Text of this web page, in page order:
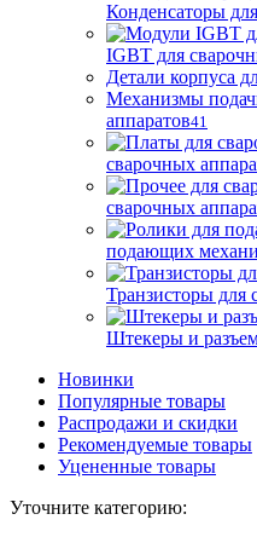
Конденсаторы
IGBT для
Детали корпуса
Механизмы
аппаратов41
сварочных
сварочных
подающих
Транзисторы для
Штекеры и
Новинки
Популярные товары
Распродажи и скидки
Рекомендуемые товары
Уцененные товары
Уточните категорию: